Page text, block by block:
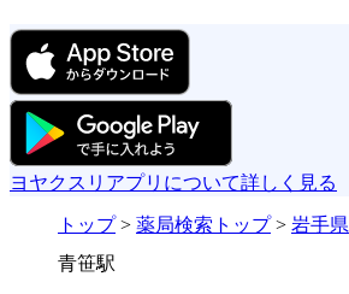
ヨヤクスリアプリについて詳しく見る
トップ> 薬局検索トップ> 岩手県
青笹駅